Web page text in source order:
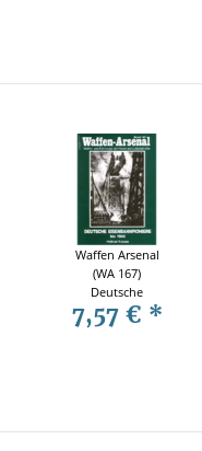
Waffen Arsenal
(WA 167)
Deutsche
Eisenbahnpioniere
bis 1945
7,57 € *